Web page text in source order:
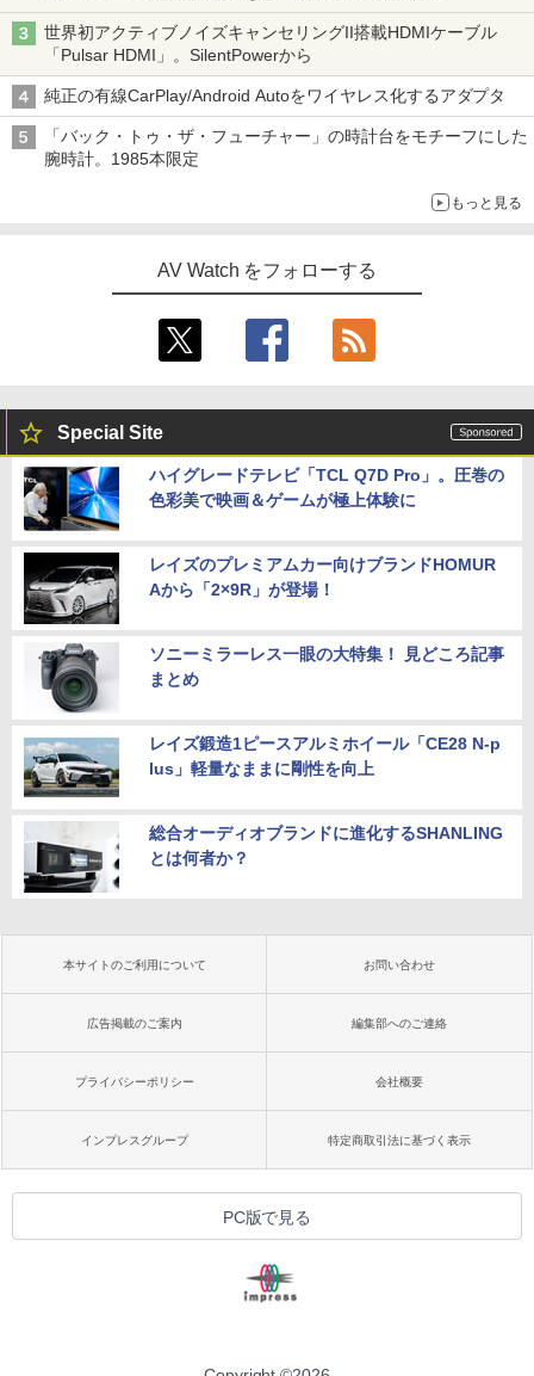
世界初アクティブノイズキャンセリングII搭載HDMIケーブル
「Pulsar HDMI」。SilentPowerから
純正の有線CarPlay/Android Autoをワイヤレス化するアダプタ
「バック・トゥ・ザ・フューチャー」の時計台をモチーフにした
腕時計。1985本限定
もっと見る
AV Watch をフォローする
Special Site
ハイグレードテレビ「TCL Q7D Pro」。圧巻の
色彩美で映画＆ゲームが極上体験に
レイズのプレミアムカー向けブランドHOMUR
Aから「2×9R」が登場！
ソニーミラーレス一眼の大特集！ 見どころ記事
まとめ
レイズ鍛造1ピースアルミホイール「CE28 N-p
lus」軽量なままに剛性を向上
総合オーディオブランドに進化するSHANLING
とは何者か？
本サイトのご利用について お問い合わせ
広告掲載のご案内 編集部へのご連絡
プライバシーポリシー 会社概要
インプレスグループ 特定商取引法に基づく表示
PC版で見る